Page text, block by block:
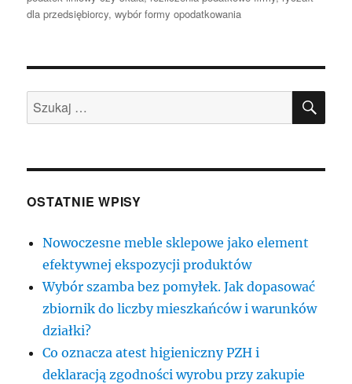
dla przedsiębiorcy,wybór formy opodatkowania
Szukaj:
OSTATNIE WPISY
Nowoczesne meble sklepowe jako element
efektywnej ekspozycji produktów
Wybór szamba bez pomyłek. Jak dopasować
zbiornik do liczby mieszkańców i warunków
działki?
Co oznacza atest higieniczny PZH i
deklaracją zgodności wyrobu przy zakupie